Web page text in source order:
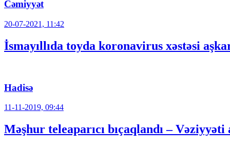
Cəmiyyət
20-07-2021, 11:42
İsmayıllıda toyda koronavirus xəstəsi
Hadisə
11-11-2019, 09:44
Məşhur teleaparıcı bıçaqlandı – Vəziyyəti